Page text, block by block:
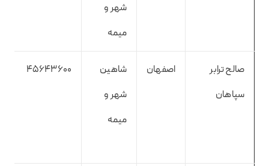
شهر و
میمه
صالح ترابر
سپاهان
اصفهان
شاهین
شهر و
میمه
45643600